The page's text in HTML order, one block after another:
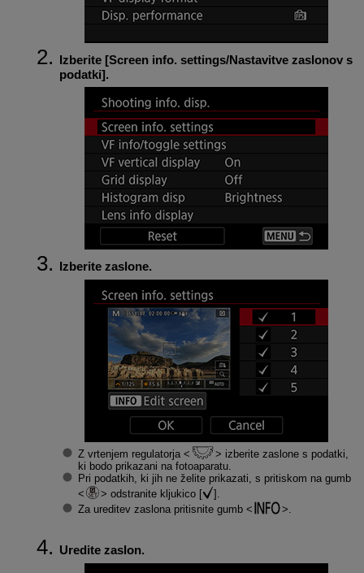
Izberite [Screen info. settings/Nastavitve zaslonov s
podatki].
Izberite zaslone.
Z vrtenjem regulatorja
izberite zaslone s podatki,
ki bodo prikazani na fotoaparatu.
Pri podatkih, ki jih ne želite prikazati, s pritiskom na gumb
odstranite kljukico [
].
Za ureditev zaslona pritisnite gumb
Uredite zaslon.